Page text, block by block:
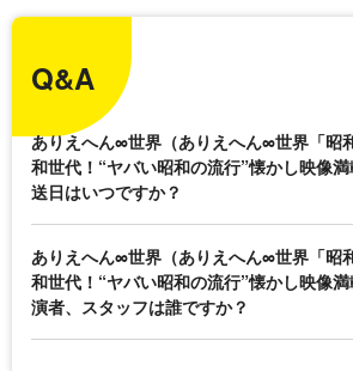
Q&A
ありえへん∞世界（ありえへん∞世界「昭
和世代！“ヤバい昭和の流行”懐かし映像
送日はいつですか？
ありえへん∞世界（ありえへん∞世界「昭
和世代！“ヤバい昭和の流行”懐かし映像
演者、スタッフは誰ですか？